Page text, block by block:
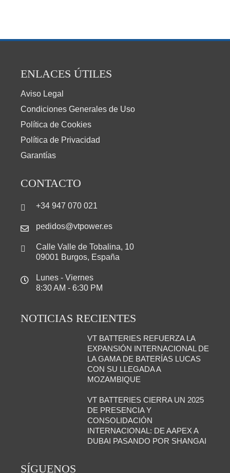
ENLACES ÚTILES
Aviso Legal
Condiciones Generales de Uso
Política de Cookies
Política de Privacidad
Garantías
CONTACTO
+34 947 070 021
pedidos@vtpower.es
Calle Valle de Tobalina, 10
09001 Burgos, España
Lunes - Viernes
8:30 AM - 6:30 PM
NOTICIAS RECIENTES
VT BATTERIES REFUERZA LA
EXPANSIÓN INTERNACIONAL DE
LA GAMA DE BATERÍAS LUCAS
CON SU LLEGADA A
MOZAMBIQUE
VT BATTERIES CIERRA UN 2025
DE PRESENCIA Y
CONSOLIDACIÓN
INTERNACIONAL: DE AAPEX A
DUBAI PASANDO POR SHANGAI
SÍGUENOS